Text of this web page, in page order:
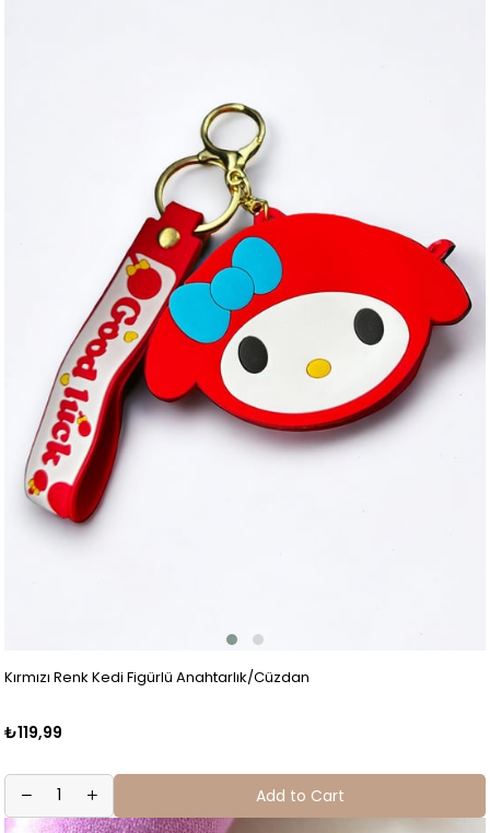
Kırmızı Renk Kedi Figürlü Anahtarlık/Cüzdan
₺119,99
Add to Cart